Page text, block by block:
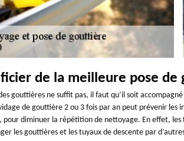
de la meilleure pose
gouttières ne suffit pas, il faut qu’il soit
de gouttière 2 ou 3 fois par an peut prévenir les
pour diminuer la répétition de nettoyage. En effet, les
les gouttières et les tuyaux de descente par